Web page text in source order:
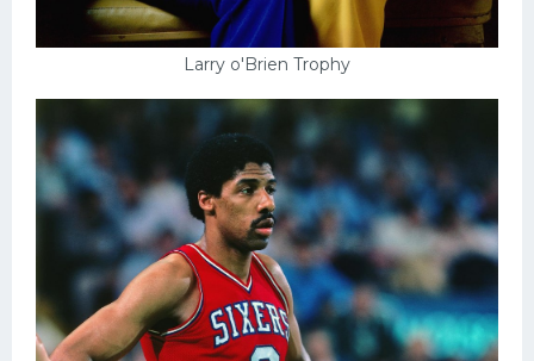
Larry o'Brien Trophy